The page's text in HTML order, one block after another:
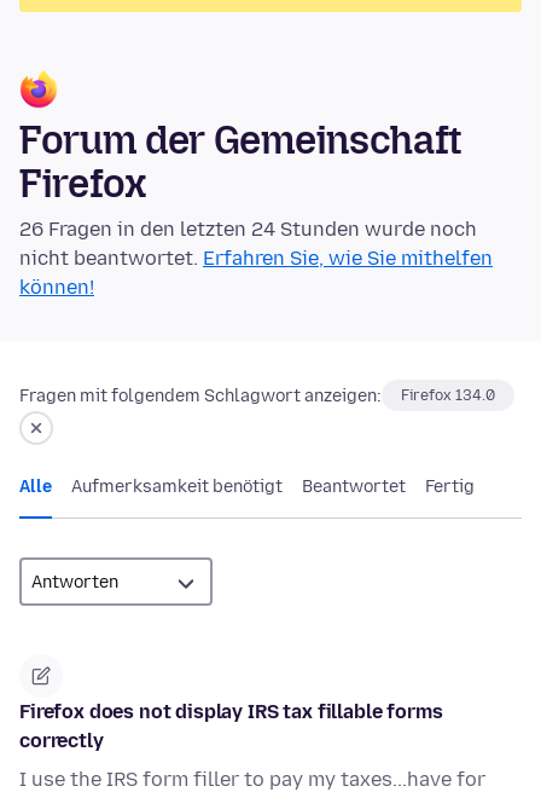
Forum der Gemeinschaft
Firefox
26 Fragen in den letzten 24 Stunden wurde noch
nicht beantwortet. Erfahren Sie, wie Sie mithelfen
können!
Fragen mit folgendem Schlagwort anzeigen: Firefox 134.0
Alle Aufmerksamkeit benötigt Beantwortet Fertig
Firefox does not display IRS tax fillable forms
correctly
I use the IRS form filler to pay my taxes...have for